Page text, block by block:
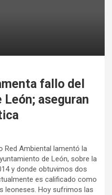
fallo del
aseguran
Red Ambiental lamentó la
de León, sobre la
y donde obtuvimos dos
es calificado como
leoneses. Hoy sufrimos las